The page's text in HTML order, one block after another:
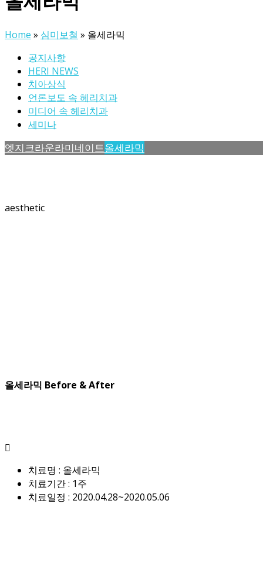
Home » 심미보철 » 올세라믹
공지사항
HERI NEWS
치아상식
언론보도 속 헤리치과
미디어 속 헤리치과
세미나
엣지크라운라미네이트올세라믹
aesthetic
올세라믹 Before & After
치료명 : 올세라믹
치료기간 : 1주
치료일정 : 2020.04.28~2020.05.06